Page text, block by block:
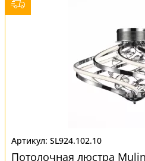
SL924.102.10
Потолочная люстра